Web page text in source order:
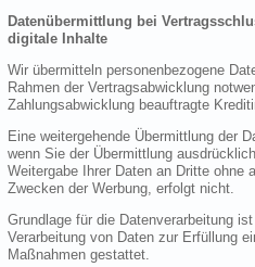
Datenübermittlung bei
digitale Inhalte
Wir übermitteln personenbezogene
Rahmen der Vertragsabwicklung
Zahlungsabwicklung beauftragte
Eine weitergehende Übermittlung der
wenn Sie der Übermittlung
Weitergabe Ihrer Daten an Dritte ohne
Zwecken der Werbung, erfolgt nicht.
Grundlage für die Datenverarbeitung
Verarbeitung von Daten zur Erfüllung
Maßnahmen gestattet.